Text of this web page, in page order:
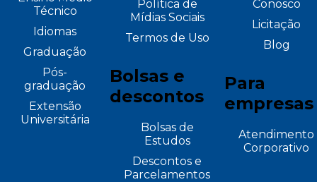
Técnico
Idiomas
Graduação
Pós-
graduação
Extensão
Universitária
Política de
Mídias Sociais
Termos de Uso
Bolsas e
descontos
Bolsas de
Estudos
Descontos e
Parcelamentos
Conosco
Licitação
Blog
Para
empresas
Atendimento
Corporativo